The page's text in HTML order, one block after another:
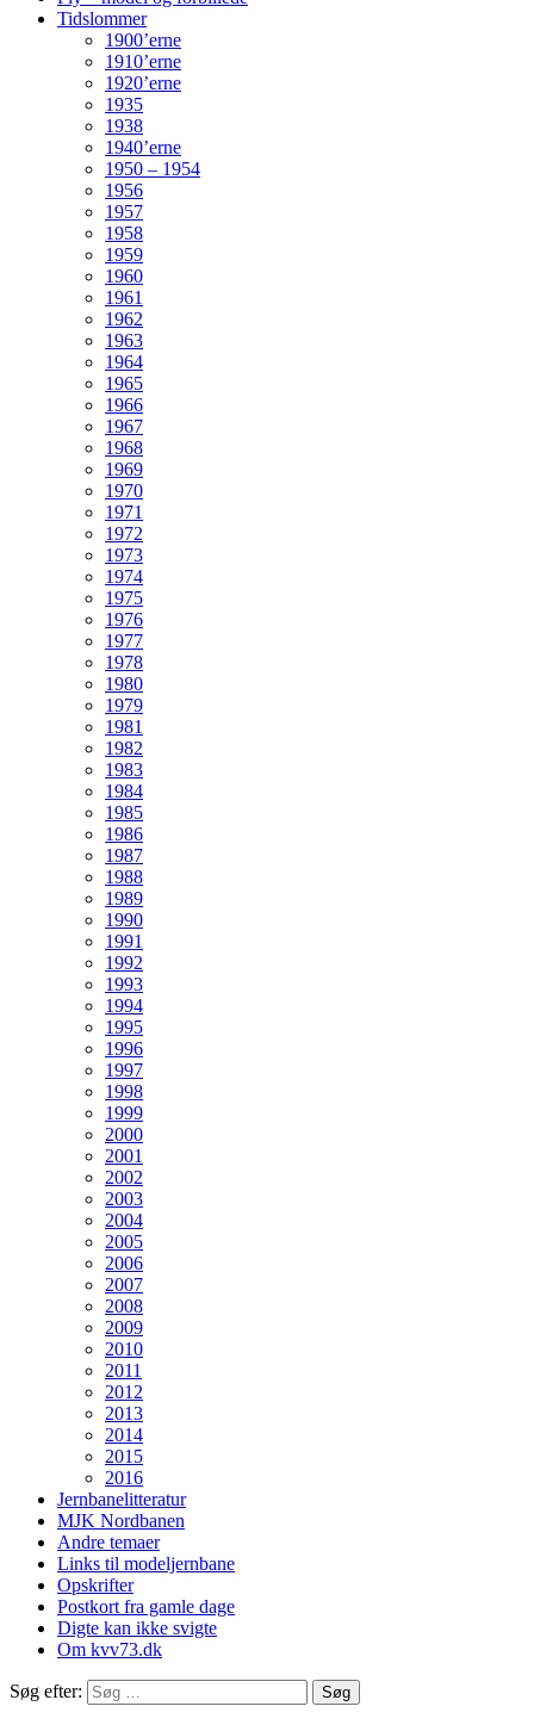
Tidslommer
1900’erne
1910’erne
1920’erne
1935
1938
1940’erne
1950 – 1954
1956
1957
1958
1959
1960
1961
1962
1963
1964
1965
1966
1967
1968
1969
1970
1971
1972
1973
1974
1975
1976
1977
1978
1980
1979
1981
1982
1983
1984
1985
1986
1987
1988
1989
1990
1991
1992
1993
1994
1995
1996
1997
1998
1999
2000
2001
2002
2003
2004
2005
2006
2007
2008
2009
2010
2011
2012
2013
2014
2015
2016
Jernbanelitteratur
MJK Nordbanen
Andre temaer
Links til modeljernbane
Opskrifter
Postkort fra gamle dage
Digte kan ikke svigte
Om kvv73.dk
Søg efter: